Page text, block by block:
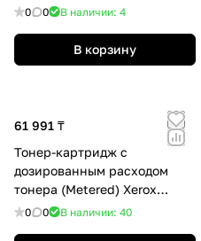
0 0 В наличии: 4
В корзину
61 991 ₸
Тонер-картридж с
дозированным расходом
тонера (Metered) Xerox
006R01742 (чёрный)
0 0 В наличии: 40